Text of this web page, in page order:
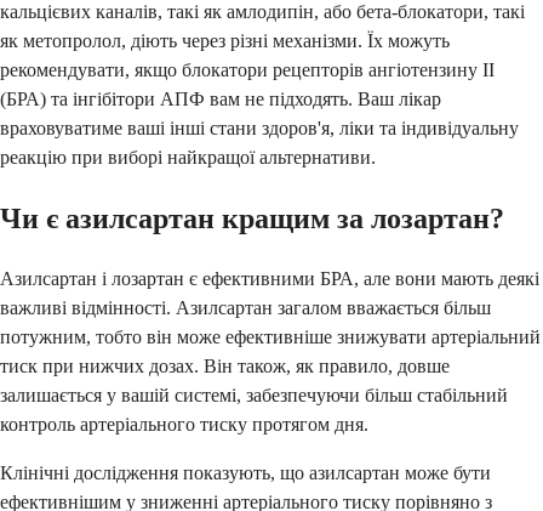
кальцієвих каналів, такі як амлодипін, або бета-блокатори, такі
як метопролол, діють через різні механізми. Їх можуть
рекомендувати, якщо блокатори рецепторів ангіотензину II
(БРА) та інгібітори АПФ вам не підходять. Ваш лікар
враховуватиме ваші інші стани здоров'я, ліки та індивідуальну
реакцію при виборі найкращої альтернативи.
Чи є азилсартан кращим за лозартан?
Азилсартан і лозартан є ефективними БРА, але вони мають деякі
важливі відмінності. Азилсартан загалом вважається більш
потужним, тобто він може ефективніше знижувати артеріальний
тиск при нижчих дозах. Він також, як правило, довше
залишається у вашій системі, забезпечуючи більш стабільний
контроль артеріального тиску протягом дня.
Клінічні дослідження показують, що азилсартан може бути
ефективнішим у зниженні артеріального тиску порівняно з